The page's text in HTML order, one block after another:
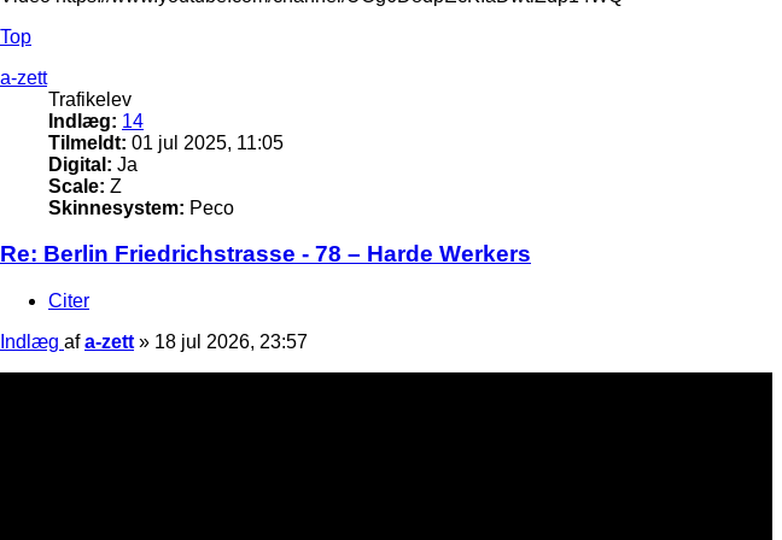
Top
a-zett
Trafikelev
Indlæg: 14
Tilmeldt: 01 jul 2025, 11:05
Digital: Ja
Scale: Z
Skinnesystem: Peco
Re: Berlin Friedrichstrasse - 78 – Harde Werkers
Citer
Indlæg afa-zett » 18 jul 2026, 23:57